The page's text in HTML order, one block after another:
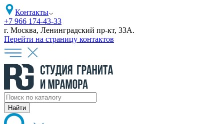
Контакты
+7 966 174-43-33
г. Москва, Ленинградский пр-кт, 33А.
Перейти на страницу контактов